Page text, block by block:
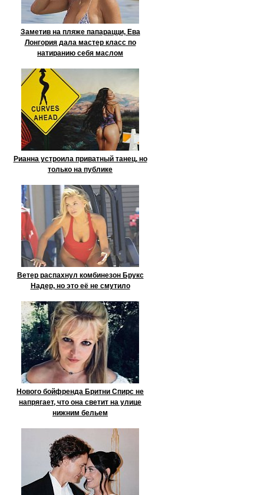
Заметив на пляже папарацци, Ева
Лонгория дала мастер класс по
натиранию себя маслом
Рианна устроила приватный танец, но
только на публике
Ветер распахнул комбинезон Брукс
Надер, но это её не смутило
Нового бойфренда Бритни Спирс не
напрягает, что она светит на улице
нижним бельем